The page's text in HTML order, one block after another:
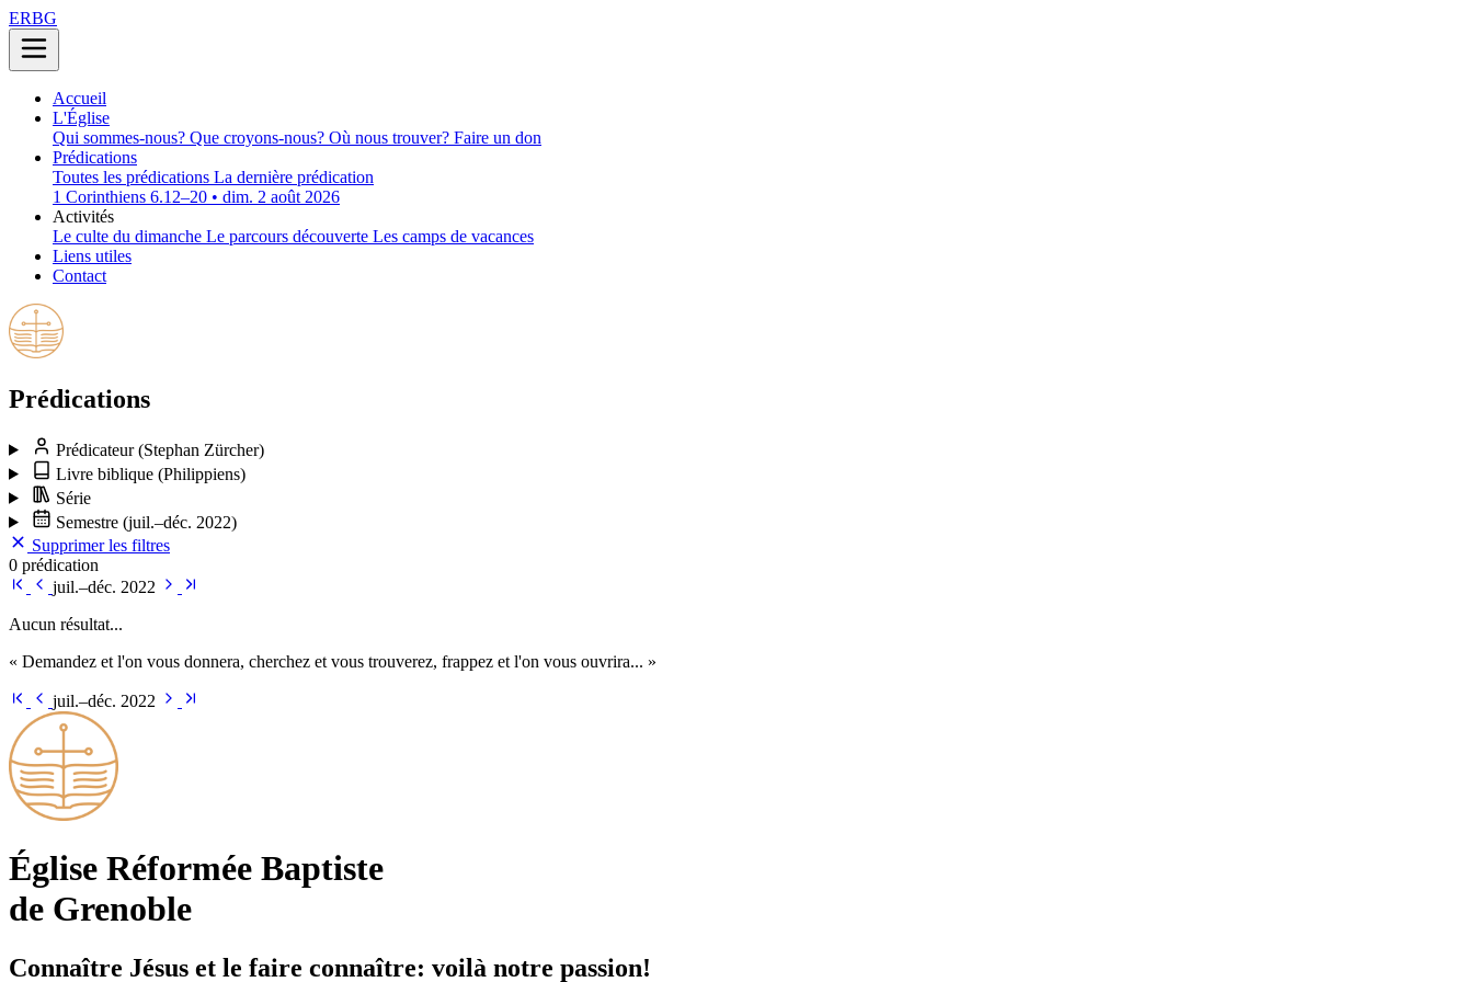
ERBG
Accueil
L'Église
Qui sommes-nous? Que croyons-nous? Où nous trouver? Faire un don
Prédications
Toutes les prédications La dernière prédication
1 Corinthiens 6.12–20 • dim. 2 août 2026
Activités
Le culte du dimanche Le parcours découverte Les camps de vacances
Liens utiles
Contact
Prédications
Prédicateur(Stephan Zürcher)
Livre biblique (Philippiens)
Série
Semestre (juil.–déc. 2022)
Supprimer les filtres
0 prédication
juil.–déc. 2022
Aucun résultat...
« Demandez et l'on vous donnera, cherchez et vous trouverez, frappez et l'on vous ouvrira... »
juil.–déc. 2022
Église Ré­for­mée Bap­tiste
de Grenoble
Connaître Jésus et le faire connaître: voilà notre passion!